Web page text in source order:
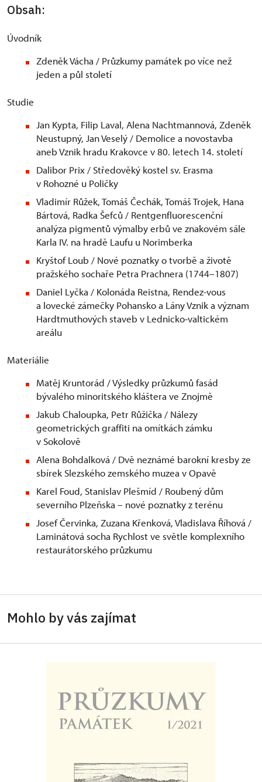
Obsah:
Úvodník
Zdeněk Vácha / Průzkumy památek po více než
jeden a půl století
Studie
Jan Kypta, Filip Laval, Alena Nachtmannová, Zdeněk
Neustupný, Jan Veselý / Demolice a novostavba
aneb Vznik hradu Krakovce v 80. letech 14. století
Dalibor Prix / Středověký kostel sv. Erasma
v Rohozné u Poličky
Vladimír Růžek, Tomáš Čechák, Tomáš Trojek, Hana
Bártová, Radka Šefců / Rentgenfluorescenční
analýza pigmentů výmalby erbů ve znakovém sále
Karla IV. na hradě Laufu u Norimberka
Kryštof Loub / Nové poznatky o tvorbě a životě
pražského sochaře Petra Prachnera (1744–1807)
Daniel Lyčka / Kolonáda Reistna, Rendez‑vous
a lovecké zámečky Pohansko a Lány Vznik a význam
Hardtmuthových staveb v Lednicko­‑valtickém
areálu
Materiálie
Matěj Kruntorád / Výsledky průzkumů fasád
bývalého minoritského kláštera ve Znojmě
Jakub Chaloupka, Petr Růžička / Nálezy
geometrických graffiti na omítkách zámku
v Sokolově
Alena Bohdalková / Dvě neznámé barokní kresby ze
sbírek Slezského zemského muzea v Opavě
Karel Foud, Stanislav Plešmíd / Roubený dům
severního Plzeňska – nové poznatky z terénu
Josef Červinka, Zuzana Křenková, Vladislava Říhová /
Laminátová socha Rychlost ve světle komplexního
restaurátorského průzkumu
Mohlo by vás zajímat